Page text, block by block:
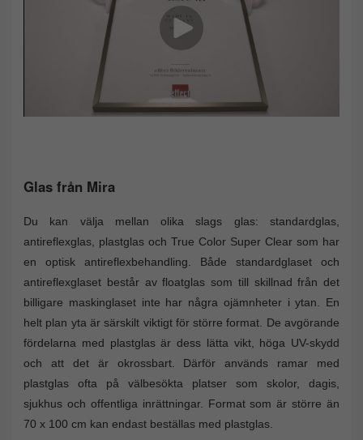
Glas från Mira
Du kan välja mellan olika slags glas: standardglas,
antireflexglas, plastglas och True Color Super Clear som har
en optisk antireflexbehandling. Både standardglaset och
antireflexglaset består av floatglas som till skillnad från det
billigare maskinglaset inte har några ojämnheter i ytan. En
helt plan yta är särskilt viktigt för större format. De avgörande
fördelarna med plastglas är dess lätta vikt, höga UV-skydd
och att det är okrossbart. Därför används ramar med
plastglas ofta på välbesökta platser som skolor, dagis,
sjukhus och offentliga inrättningar. Format som är större än
70 x 100 cm kan endast beställas med plastglas.